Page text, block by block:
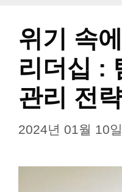
위기 속
리더십 :
관리 전략
2024년 01월 10일